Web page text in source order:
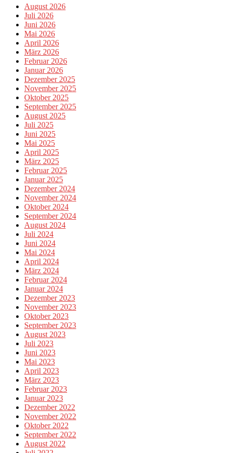
August 2026
Juli 2026
Juni 2026
Mai 2026
April 2026
März 2026
Februar 2026
Januar 2026
Dezember 2025
November 2025
Oktober 2025
September 2025
August 2025
Juli 2025
Juni 2025
Mai 2025
April 2025
März 2025
Februar 2025
Januar 2025
Dezember 2024
November 2024
Oktober 2024
September 2024
August 2024
Juli 2024
Juni 2024
Mai 2024
April 2024
März 2024
Februar 2024
Januar 2024
Dezember 2023
November 2023
Oktober 2023
September 2023
August 2023
Juli 2023
Juni 2023
Mai 2023
April 2023
März 2023
Februar 2023
Januar 2023
Dezember 2022
November 2022
Oktober 2022
September 2022
August 2022